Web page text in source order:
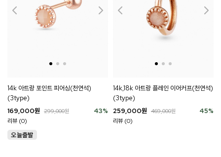
14k 아트랑 포인트 피어싱(천연석)
(3type)
43%
169,000원 299,000원
리뷰 (0)
14k,18k 아트랑 플레인 이어커프(천연석)
(3type)
45%
259,000원 469,000원
리뷰 (0)